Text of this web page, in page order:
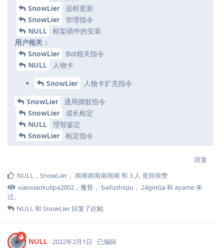
SnowLier
远程更新
SnowLier
管理指令
NULL
框架插件的安装
用户相关：
SnowLier
Bot相关指令
NULL
人物卡
SnowLier
人物卡扩充指令
SnowLier
通用掷骰指令
SnowLier
成长检定
NULL
理智鉴定
SnowLier
检定指令
回复
NULL ， SnowLier ， 南南南南南南南和 3 人 觉得很赞
xiaoxiaokulipa2002 ， 魔骨 ， bailushiqiu ， 24ginGa和 ayame来
过。
NULL和 SnowLier 回复了此帖
NULL 2022年2月1日 已编辑